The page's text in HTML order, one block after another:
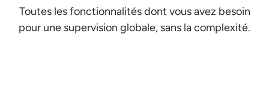
Toutes les fonctionnalités dont vous avez besoin
pour une supervision globale, sans la complexité.